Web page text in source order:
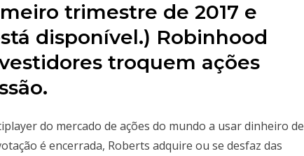
trimestre de 2017 e
disponível.) Robinhood
troquem ações
do mercado de ações do mundo a usar dinheiro de
é encerrada, Roberts adquire ou se desfaz das